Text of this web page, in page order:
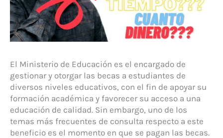
El Ministerio de Educación es el encargado de
gestionar y otorgar las becas a estudiantes de
diversos niveles educativos, con el fin de apoyar su
formación académica y favorecer su acceso a una
educación de calidad. Sin embargo, uno de los
temas más frecuentes de consulta respecto a este
beneficio es el momento en que se pagan las becas.